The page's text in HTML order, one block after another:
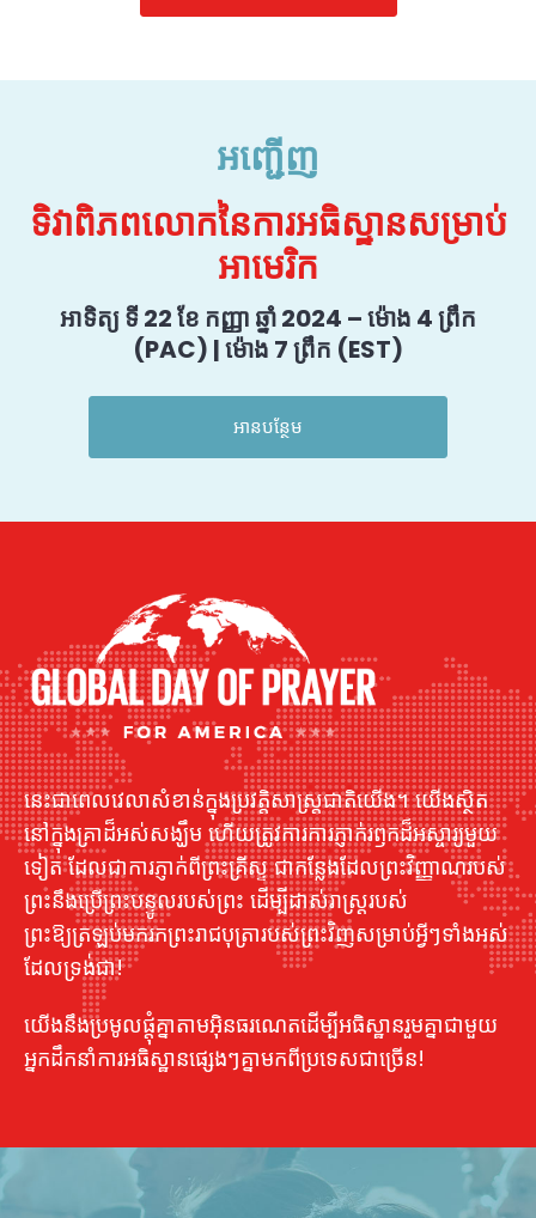
អញ្ជើញ
ទិវាពិភពលោកនៃការអធិស្ឋានសម្រាប់
អាមេរិក
អាទិត្យ ទី 22 ខែ កញ្ញា ឆ្នាំ 2024 – ម៉ោង 4 ព្រឹក
(PAC) | ម៉ោង 7 ព្រឹក (EST)
អានបន្ថែម
នេះ​ជា​ពេល​វេលា​សំខាន់​ក្នុង​ប្រវត្តិសាស្ត្រ​ជាតិ​យើង។ យើងស្ថិត
នៅក្នុងគ្រាដ៏អស់សង្ឃឹម ហើយត្រូវការការភ្ញាក់រឭកដ៏អស្ចារ្យមួយ
ទៀត ដែលជាការភ្ញាក់ពីព្រះគ្រីស្ទ ជាកន្លែងដែលព្រះវិញ្ញាណរបស់
ព្រះនឹងប្រើព្រះបន្ទូលរបស់ព្រះ ដើម្បីដាស់រាស្ដ្ររបស់
ព្រះឱ្យត្រឡប់មករកព្រះរាជបុត្រារបស់ព្រះវិញសម្រាប់អ្វីៗទាំងអស់
ដែលទ្រង់ជា!
យើងនឹងប្រមូលផ្តុំគ្នាតាមអ៊ិនធរណេតដើម្បីអធិស្ឋានរួមគ្នាជាមួយ
អ្នកដឹកនាំការអធិស្ឋានផ្សេងៗគ្នាមកពីប្រទេសជាច្រើន!